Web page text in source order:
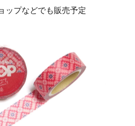
ップなどでも販売予定